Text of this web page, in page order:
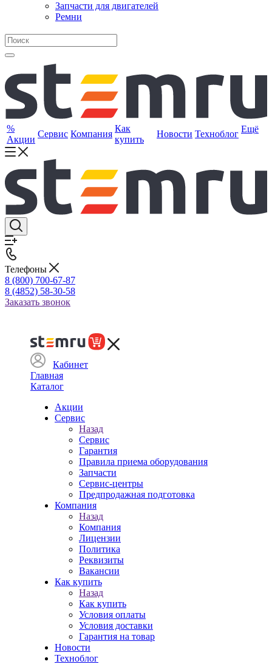
Запчасти для двигателей
Ремни
%
Акции
Сервис Компания
Как
купить
Новости Техноблог Ещё
Телефоны
8 (800) 700-67-87
8 (4852) 58-30-58
Заказать звонок
Кабинет
Главная
Каталог
Акции
Сервис
Назад
Сервис
Гарантия
Правила приема оборудования
Запчасти
Сервис-центры
Предпродажная подготовка
Компания
Назад
Компания
Лицензии
Политика
Реквизиты
Вакансии
Как купить
Назад
Как купить
Условия оплаты
Условия доставки
Гарантия на товар
Новости
Техноблог